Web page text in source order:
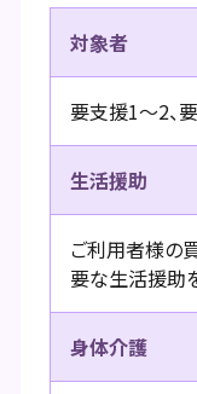
対象者
要支援1～2、
生活援助
ご利用者様の
要な生活援助
身体介護